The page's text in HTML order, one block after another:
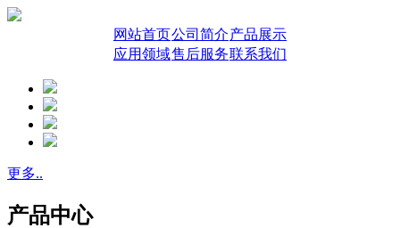
网站首页公司简介产品展示
应用领域售后服务联系我们
更多..
产品中心